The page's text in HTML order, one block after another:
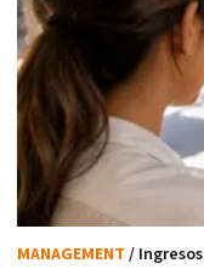
MANAGEMENT / Ingresos